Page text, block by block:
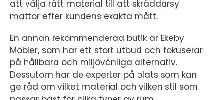
att välja rätt material till att skräddarsy
mattor efter kundens exakta mått.
En annan rekommenderad butik är Ekeby
Möbler, som har ett stort utbud och fokuserar
på hållbara och miljövänliga alternativ.
Dessutom har de experter på plats som kan
ge råd om vilket material och vilken stil som